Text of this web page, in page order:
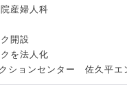
産婦人科
開設
を法人化
ョンセンター 佐久平エ